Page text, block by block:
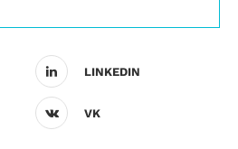
LINKEDIN
VK